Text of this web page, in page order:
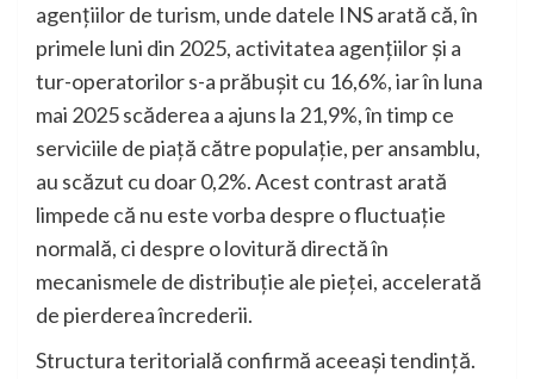
agențiilor de turism, unde datele INS arată că, în
primele luni din 2025, activitatea agențiilor și a
tur-operatorilor s-a prăbușit cu 16,6%, iar în luna
mai 2025 scăderea a ajuns la 21,9%, în timp ce
serviciile de piață către populație, per ansamblu,
au scăzut cu doar 0,2%. Acest contrast arată
limpede că nu este vorba despre o fluctuație
normală, ci despre o lovitură directă în
mecanismele de distribuție ale pieței, accelerată
de pierderea încrederii.
Structura teritorială confirmă aceeași tendință.